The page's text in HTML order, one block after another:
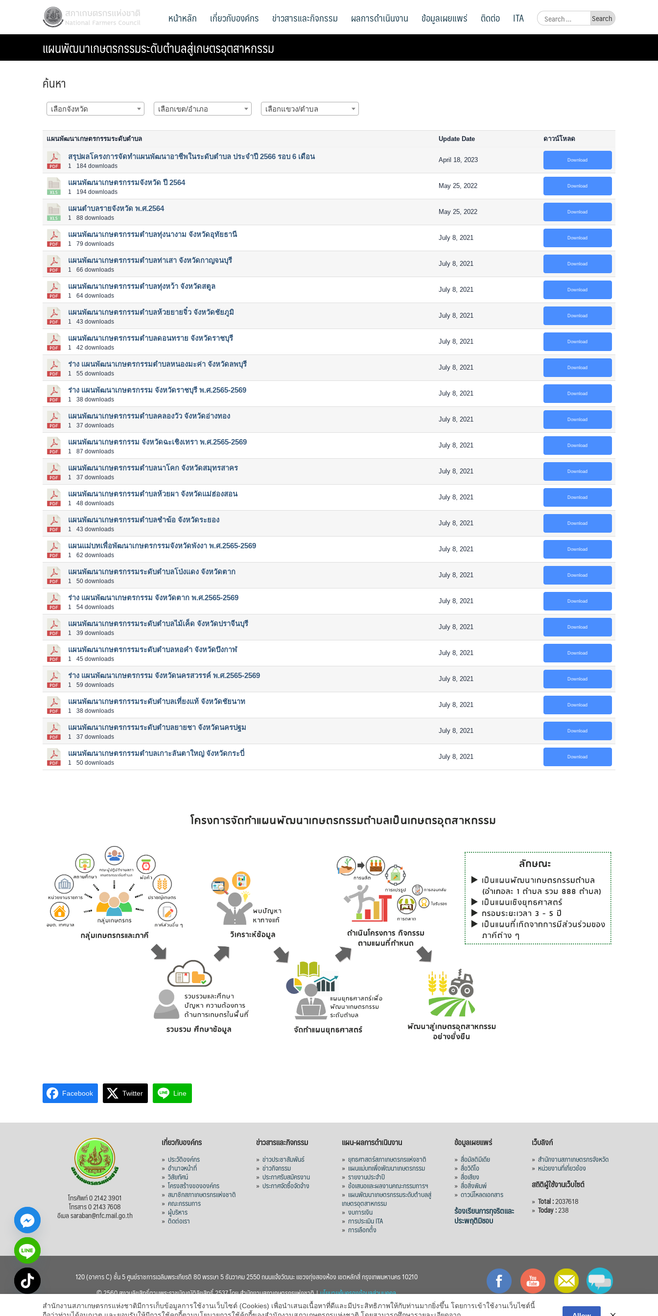
สภาเกษตรกรแห่งชาติ
National Farmers Council
Search
for:
หน้าหลัก เกี่ยวกับองค์กร ข่าวสารและกิจกรรม ผลการดำเนินงาน ข้อมูลเผยแพร่ ติดต่อ ITA
แผนพัฒนาเกษตรกรรมระดับตำบลสู่เกษตรอุตสาหกรรม
ค้นหา
เลือกจังหวัด เลือกเขต/อำเภอ เลือกแขวง/ตำบล
แผนพัฒนาเกษตรกรรมระดับตำบล Update Date ดาวน์โหลด
สรุปผลโครงการจัดทำแผนพัฒนาอาชีพในระดับตำบล ประจำปี 2566 รอบ 6 เดือน
1 184 downloads
April 18, 2023 Download
แผนพัฒนาเกษตรกรรมจังหวัด ปี 2564
1 194 downloads
May 25, 2022 Download
แผนตำบลรายจังหวัด พ.ศ.2564
1 88 downloads
May 25, 2022 Download
แผนพัฒนาเกษตรกรรมตำบลทุ่งนางาม จังหวัดอุทัยธานี
1 79 downloads
July 8, 2021 Download
แผนพัฒนาเกษตรกรรมตำบลท่าเสา จังหวัดกาญจนบุรี
1 66 downloads
July 8, 2021 Download
แผนพัฒนาเกษตรกรรมตำบลทุ่งหว้า จังหวัดสตูล
1 64 downloads
July 8, 2021 Download
แผนพัฒนาเกษตรกรรมตำบลห้วยยายจิ๋ว จังหวัดชัยภูมิ
1 43 downloads
July 8, 2021 Download
แผนพัฒนาเกษตรกรรมตำบลดอนทราย จังหวัดราชบุรี
1 42 downloads
July 8, 2021 Download
ร่าง แผนพัฒนาเกษตรกรรมตำบลหนองมะค่า จังหวัดลพบุรี
1 55 downloads
July 8, 2021 Download
ร่าง แผนพัฒนาเกษตรกรรม จังหวัดราชบุรี พ.ศ.2565-2569
1 38 downloads
July 8, 2021 Download
แผนพัฒนาเกษตรกรรมตำบลคลองวัว จังหวัดอ่างทอง
1 37 downloads
July 8, 2021 Download
แผนพัฒนาเกษตรกรรม จังหวัดฉะเชิงเทรา พ.ศ.2565-2569
1 87 downloads
July 8, 2021 Download
แผนพัฒนาเกษตรกรรมตำบลนาโคก จังหวัดสมุทรสาคร
1 37 downloads
July 8, 2021 Download
แผนพัฒนาเกษตรกรรมตำบลห้วยผา จังหวัดแม่ฮ่องสอน
1 48 downloads
July 8, 2021 Download
แผนพัฒนาเกษตรกรรมตำบลชำฆ้อ จังหวัดระยอง
1 43 downloads
July 8, 2021 Download
แผนแม่บทเพื่อพัฒนาเกษตรกรรมจังหวัดพังงา พ.ศ.2565-2569
1 62 downloads
July 8, 2021 Download
แผนพัฒนาเกษตรกรรมระดับตำบลโป่งแดง จังหวัดตาก
1 50 downloads
July 8, 2021 Download
ร่าง แผนพัฒนาเกษตรกรรม จังหวัดตาก พ.ศ.2565-2569
1 54 downloads
July 8, 2021 Download
แผนพัฒนาเกษตรกรรมระดับตำบลไม้เค็ด จังหวัดปราจีนบุรี
1 39 downloads
July 8, 2021 Download
แผนพัฒนาเกษตรกรรมระดับตำบลหอคำ จังหวัดบึงกาฬ
1 45 downloads
July 8, 2021 Download
ร่าง แผนพัฒนาเกษตรกรรม จังหวัดนครสวรรค์ พ.ศ.2565-2569
1 59 downloads
July 8, 2021 Download
แผนพัฒนาเกษตรกรรมระดับตำบลเที่ยงแท้ จังหวัดชัยนาท
1 38 downloads
July 8, 2021 Download
แผนพัฒนาเกษตรกรรมระดับตำบลยายชา จังหวัดนครปฐม
1 37 downloads
July 8, 2021 Download
แผนพัฒนาเกษตรกรรมตำบลเกาะลันตาใหญ่ จังหวัดกระบี่
1 50 downloads
July 8, 2021 Download
Facebook Twitter Line
โทรศัพท์ 0 2142 3901
โทรสาร 0 2143 7608
อีเมล saraban@nfc.mail.go.th
เกี่ยวกับองค์กร
»ประวัติองค์กร
»อำนาจหน้าที่
»วิสัยทัศน์
»โครงสร้างขององค์กร
»สมาชิกสภาเกษตรกรแห่งชาติ
»คณะกรรมการ
» ผู้บริหาร
»ติดต่อเรา
ข่าวสารและกิจกรรม
»ข่าวประชาสัมพันธ์
»ข่าวกิจกรรม
»ประกาศรับสมัครงาน
»ประกาศจัดซื้อจัดจ้าง
แผน-ผลการดำเนินงาน
» ยุทธศาสตร์สภาเกษตรกรแห่งชาติ
» แผนแม่บทเพื่อพัฒนาเกษตรกรรม
» รายงานประจำปี
» ข้อเสนอและผลงานคณะกรรมการฯ
» แผนพัฒนาเกษตรกรรมระดับตำบลสู่
เกษตรอุตสาหกรรม
» งบการเงิน
» การประเมิน ITA
» การเลือกตั้ง
ข้อมูลเผยแพร่
» สื่อมัลติมีเดีย
» สื่อวิดีโอ
» สื่อเสียง
» สื่อสิ่งพิมพ์
» ดาวน์โหลดเอกสาร
ร้องเรียนการทุจริตและ
ประพฤติมิชอบ
เว็บลิงก์
» สำนักงานสภาเกษตรกรจังหวัด
» หน่วยงานที่เกี่ยวข้อง
สถิติผู้ใช้งานเว็บไซต์
» Total :2037618
» Today :238
120 (อาคาร C) ชั้น 5 ศูนย์ราชการเฉลิมพระเกียรติ 80 พรรษา 5 ธันวาคม 2550 ถนนแจ้งวัฒนะ แขวงทุ่งสองห้อง เขตหลักสี่ กรุงเทพมหานคร 10210
© 2560 สงวนลิขสิทธิ์ตามพระราชบัญญัติลิขสิทธิ์ 2537 โดย สำนักงานสภาเกษตรกรแห่งชาติ |นโยบายคุ้มครองข้อมูลส่วนบุคคล
สำนักงานสภาเกษตรกรแห่งชาติมีการเก็บข้อมูลการใช้งานเว็บไซต์ (Cookies) เพื่อนำเสนอเนื้อหาที่ดีและมีประสิทธิภาพให้กับท่านมากยิ่งขึ้น โดยการเข้าใช้งานเว็บไซต์นี้
Hide
chaty